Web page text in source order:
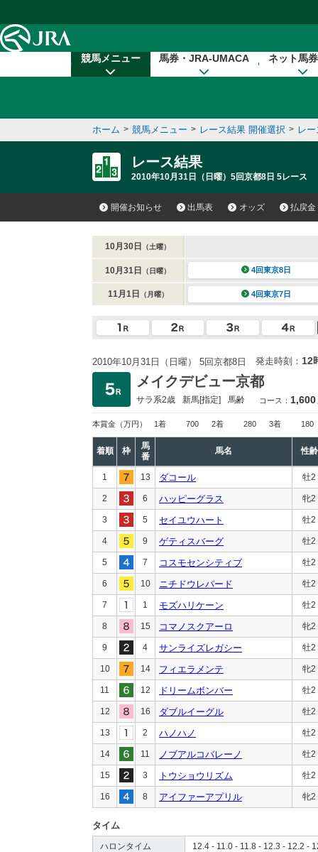
競馬メニュー 馬券・JRA-UMACA ネット馬
ホーム > 競馬メニュー > レース結果 開催選択 > レ
レース結果
2010年10月31日（日曜）5回京都8日 5レース
開催お知らせ 出馬表 オッズ 払戻金
10月30日 （土曜）
10月31日 （日曜） 4回東京8日
11月1日 （月曜） 4回東京7日
2010年10月31日（日曜） 5回京都8日 発走時刻： 12
メイクデビュー京都
サラ系2歳 新馬[指定] 馬齢 コース： 1,600
本賞金 （万円） 1着 700 2着 280 3着 180
着順 枠
馬
番
馬名 性齢
1 13 ダコール 牡2
2 6 ハッピーグラス 牝2
3 5 セイユウハート 牡2
4 9 ゲティスバーグ 牡2
5 7 コスモセンシティブ 牡2
6 10 ニチドウレパード 牡2
7 1 モズハリケーン 牡2
8 15 コマノスクアーロ 牝2
9 4 サンライズレガシー 牡2
10 14 フィエラメンテ 牝2
11 12 ドリームボンバー 牡2
12 16 ダブルイーグル 牡2
13 2 ハノハノ 牡2
14 11 ノブアルコバレーノ 牡2
15 3 トウショウリズム 牡2
16 8 アイファーアプリル 牝2
タイム
ハロンタイム 12.4 - 11.0 - 11.8 - 12.3 - 12.2 -